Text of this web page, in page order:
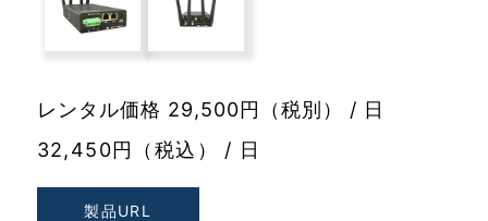
レンタル価格 29,500円（税別） / 日
32,450円（税込） / 日
製品URL